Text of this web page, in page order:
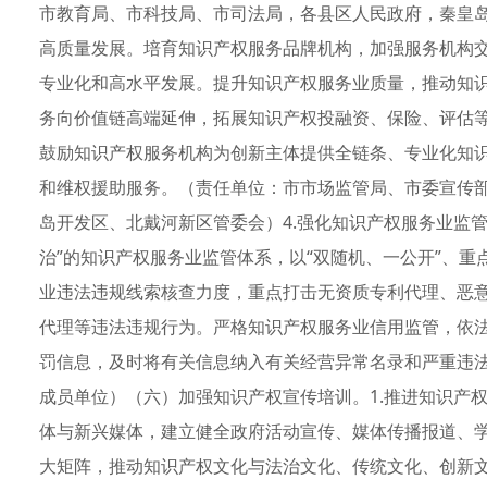
市教育局、市科技局、市司法局，各县区人民政府，秦
高质量发展。培育知识产权服务品牌机构，加强服务机
专业化和高水平发展。提升知识产权服务业质量，推动
务向价值链高端延伸，拓展知识产权投融资、保险、评
鼓励知识产权服务机构为创新主体提供全链条、专业化
和维权援助服务。（责任单位：市市场监管局、市委宣
岛开发区、北戴河新区管委会）4.强化知识产权服务业监
治”的知识产权服务业监管体系，以“双随机、一公开”、
业违法违规线索核查力度，重点打击无资质专利代理、
代理等违法违规行为。严格知识产权服务业信用监管，
罚信息，及时将有关信息纳入有关经营异常名录和严重
成员单位）（六）加强知识产权宣传培训。1.推进知识产
体与新兴媒体，建立健全政府活动宣传、媒体传播报道
大矩阵，推动知识产权文化与法治文化、传统文化、创